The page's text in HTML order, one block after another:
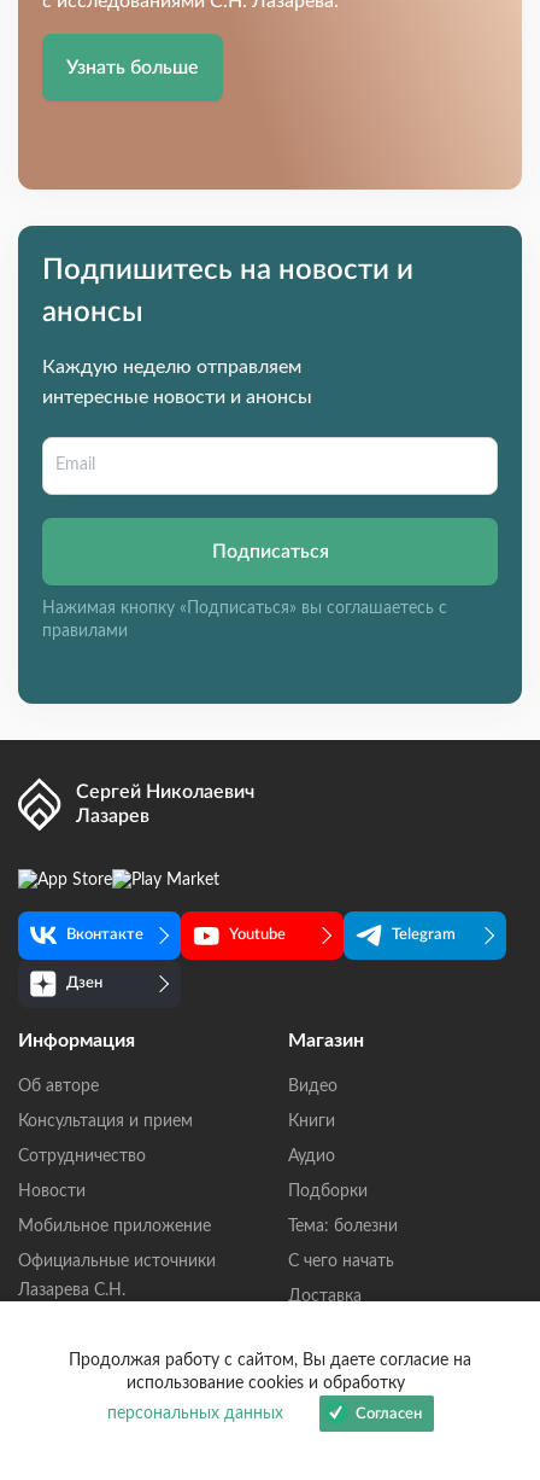
Узнать больше
Подпишитесь на новости и
анонсы
Каждую неделю отправляем
интересные новости и анонсы
Подписаться
Нажимая кнопку «Подписаться» вы соглашаетесь с
правилами
Сергей Николаевич
Лазарев
Вконтакте Youtube Telegram
Дзен
Информация
Об авторе
Консультация и прием
Сотрудничество
Новости
Мобильное приложение
Официальные источники
Лазарева С.Н.
конфиденциальности
Пользовательское
соглашение
Магазин
Видео
Книги
Аудио
Подборки
Тема: болезни
С чего начать
Доставка
Продолжая работу с сайтом, Вы даете согласие на
использование cookies и обработку
персональных данных
Согласен